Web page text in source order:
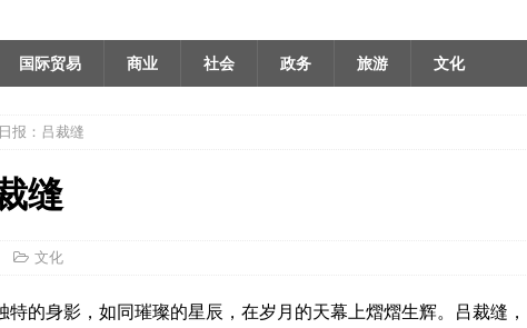
国际贸易 商业 社会 政务 旅游 文化
报：吕裁缝
缝
文化
的身影，如同璀璨的星辰，在岁月的天幕上熠熠生辉。吕裁缝，